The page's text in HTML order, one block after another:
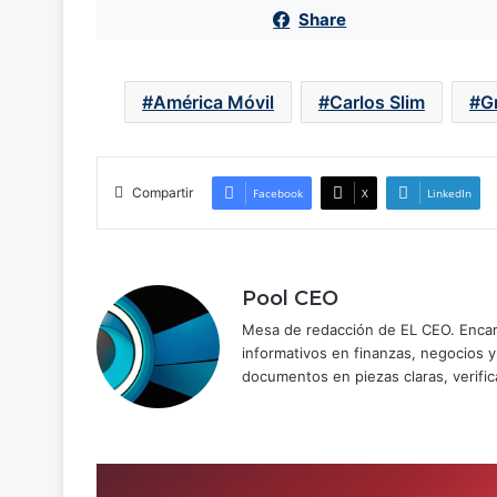
Share
América Móvil Carlos Slim
Compartir Facebook X LinkedIn
Pool CEO
Mesa de redacción de EL CEO.
informativos en finanzas, negocios
documentos en piezas claras,